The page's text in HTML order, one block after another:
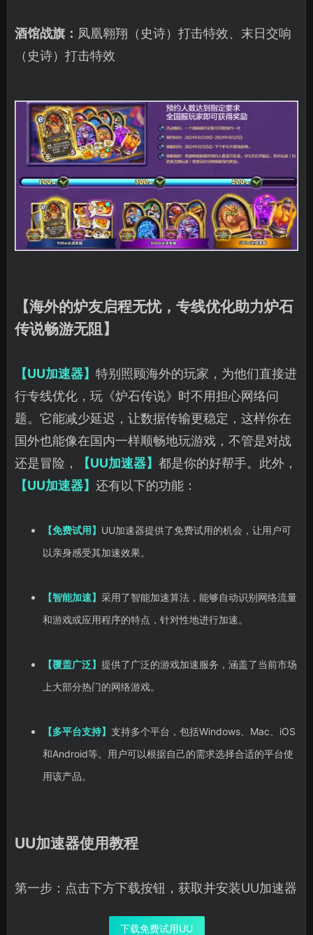
酒馆战旗： 凤凰翱翔（史诗）打击特效、末日交响
（史诗）打击特效
【海外的炉友启程无忧，专线优化助力炉石
传说畅游无阻】
【UU加速器】 特别照顾海外的玩家，为他们直接进
行专线优化，玩《炉石传说》时不用担心网络问
题。它能减少延迟，让数据传输更稳定，这样你在
国外也能像在国内一样顺畅地玩游戏，不管是对战
还是冒险，
【UU加速器】 都是你的好帮手。此外，
【UU加速器】 还有以下的功能：
【免费试用】 UU加速器提供了免费试用的机会，让用户可
以亲身感受其加速效果。
【智能加速】 采用了智能加速算法，能够自动识别网络流量
和游戏或应用程序的特点，针对性地进行加速。
【覆盖广泛】 提供了广泛的游戏加速服务，涵盖了当前市场
上大部分热门的网络游戏。
【多平台支持】 支持多个平台，包括Windows、Mac、iOS
和Android等。用户可以根据自己的需求选择合适的平台使
用该产品。
UU加速器使用教程
第一步：点击下方下载按钮，获取并安装UU加速器
下载免费试用UU